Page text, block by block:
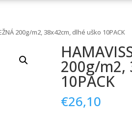
200g/m2, 38x42cm, dlhé uško 10PACK
200g/m2,
10PACK
€26,10